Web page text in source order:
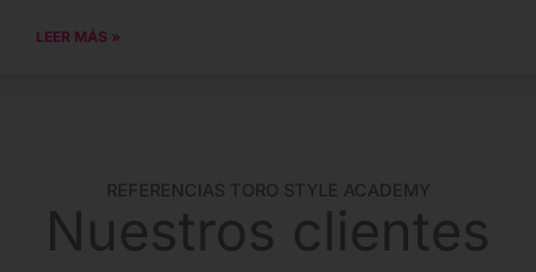
LEER MÁS »
REFERENCIAS TORO STYLE ACADEMY
Nuestros clientes